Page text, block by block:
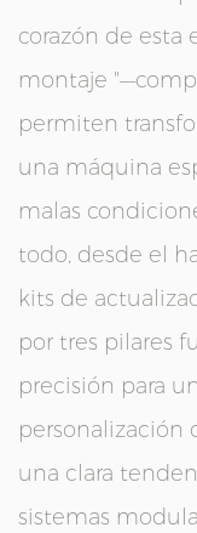
corazón de esta
montaje
permiten
una máquina
malas
todo, desde el
kits de
por tres pilares
precisión para
personalización
una clara
sistemas